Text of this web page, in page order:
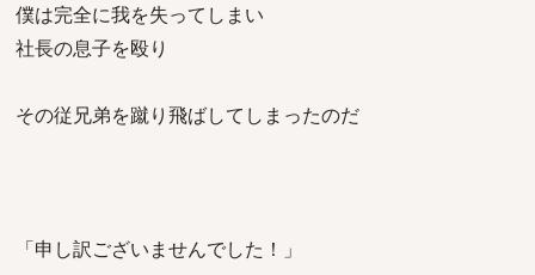
僕は完全に我を失ってしまい
社長の息子を殴り
その従兄弟を蹴り飛ばしてしまったのだ
「申し訳ございませんでした！」